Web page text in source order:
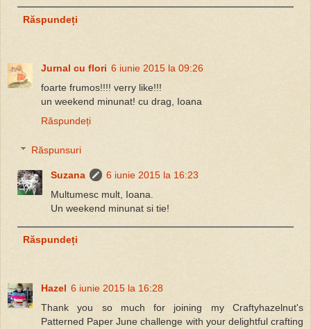
Răspundeți
Jurnal cu flori 6 iunie 2015 la 09:26
foarte frumos!!!! verry like!!!
un weekend minunat! cu drag, Ioana
Răspundeți
Răspunsuri
Suzana
6 iunie 2015 la 16:23
Multumesc mult, Ioana.
Un weekend minunat si tie!
Răspundeți
Hazel 6 iunie 2015 la 16:28
Thank you so much for joining my Craftyhazelnut's
Patterned Paper June challenge with your delightful crafting